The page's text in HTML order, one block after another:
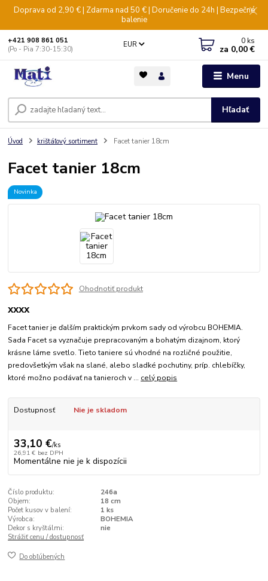
Doprava od 2,90 € | Zdarma nad 50 € | Doručenie do 24h | Bezpečné
balenie
Menu
EUR
Hľadať
+421 908 861 051
(Po - Pia 7:30-15:30)
0 ks
za 0,00 €
Úvod krištáľový sortiment Facet tanier 18cm
Facet tanier 18cm
Novinka
Ohodnotiť produkt
xxxx
Facet tanier je ďalším praktickým prvkom sady od výrobcu BOHEMIA.
Sada Facet sa vyznačuje prepracovaným a bohatým dizajnom, ktorý
krásne láme svetlo. Tieto taniere sú vhodné na rozličné použitie,
predovšetkým však na slané, alebo sladké pochutiny, príp. chlebíčky,
ktoré možno podávať na tanieroch v ... celý popis
Dostupnosť Nie je skladom
33,10 €/ks
26,91 € bez DPH
Momentálne nie je k dispozícii
Číslo produktu:
246a
Objem:
18 cm
Počet kusov v balení:
1 ks
Výrobca:
BOHEMIA
Dekor s kryštálmi:
nie
Strážiť cenu / dostupnosť
Do obľúbených